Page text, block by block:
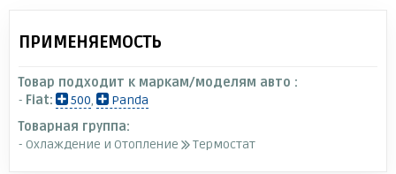
ПРИМЕНЯЕМОСТЬ
Товар подходит к маркам/моделям авто :
- Fiat: 500,
Panda
Товарная группа:
- Охлаждение и Отопление
Термостат